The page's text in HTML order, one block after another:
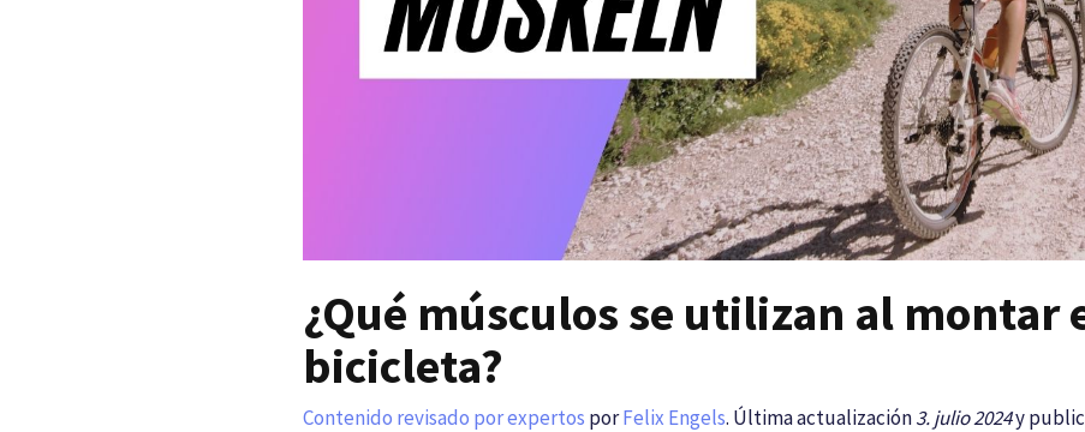
¿Qué músculos se utilizan al montar
bicicleta?
Contenido revisado por expertos porFelix Engels. Última actualización3. julio 2024y